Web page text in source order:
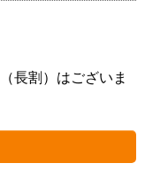
長割）はございま